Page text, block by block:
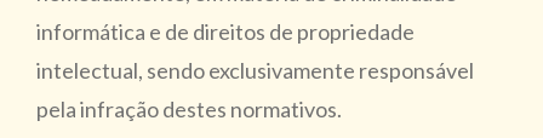
informática e de direitos de propriedade
intelectual, sendo exclusivamente responsável
pela infração destes normativos.